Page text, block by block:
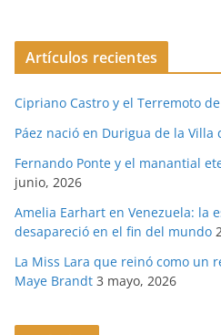
Artículos recientes
Cipriano Castro y el Terremoto
Páez nació en Durigua de la Villa
Fernando Ponte y el manantial
junio, 2026
Amelia Earhart en Venezuela: la
desapareció en el fin del mundo
La Miss Lara que reinó como un
Maye Brandt 3 mayo, 2026